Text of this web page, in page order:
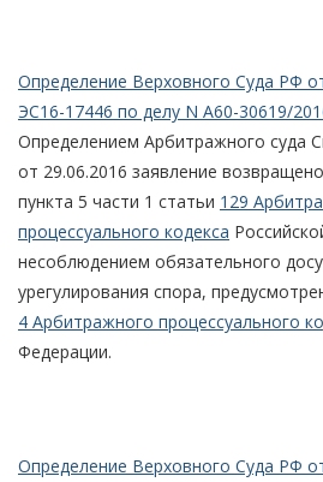
Определение Верховного Суда РФ
ЭС16-17446 по делу N А60-30619/
Определением Арбитражного суда
от 29.06.2016 заявление
пункта 5 части 1 статьи 129
процессуального кодекса
несоблюдением обязательного
урегулирования спора,
4 Арбитражного процессуального
Федерации.
Определение Верховного Суда РФ